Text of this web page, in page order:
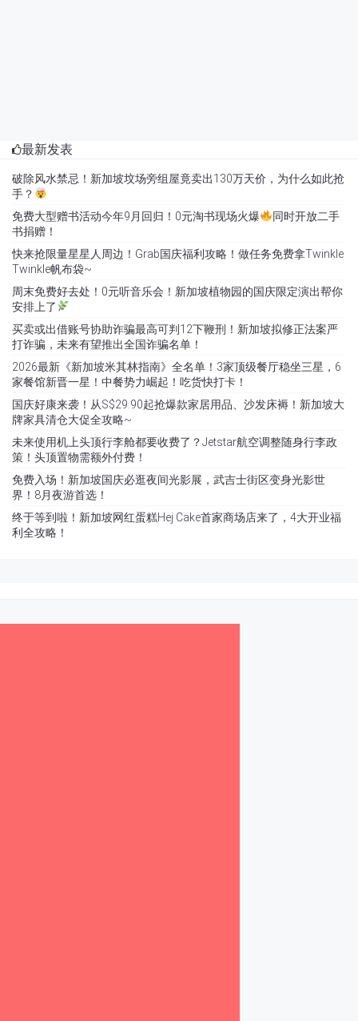
最新发表
破除风水禁忌！新加坡坟场旁组屋竟卖出130万天价，为什么如此抢
手？
免费大型赠书活动今年9月回归！0元淘书现场火爆
同时开放二手
书捐赠！
快来抢限量星星人周边！Grab国庆福利攻略！做任务免费拿Twinkle
Twinkle帆布袋~
周末免费好去处！0元听音乐会！新加坡植物园的国庆限定演出帮你
安排上了
买卖或出借账号协助诈骗最高可判12下鞭刑！新加坡拟修正法案严
打诈骗，未来有望推出全国诈骗名单！
2026最新《新加坡米其林指南》全名单！3家顶级餐厅稳坐三星，6
家餐馆新晋一星！中餐势力崛起！吃货快打卡！
国庆好康来袭！从S$29.90起抢爆款家居用品、沙发床褥！新加坡大
牌家具清仓大促全攻略~
未来使用机上头顶行李舱都要收费了？Jetstar航空调整随身行李政
策！头顶置物需额外付费！
免费入场！新加坡国庆必逛夜间光影展，武吉士街区变身光影世
界！8月夜游首选！
终于等到啦！新加坡网红蛋糕Hej Cake首家商场店来了，4大开业福
利全攻略！